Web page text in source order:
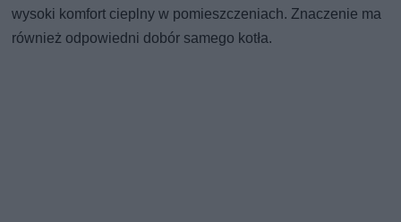
wysoki komfort cieplny w pomieszczeniach. Znaczenie ma
również odpowiedni dobór samego kotła.